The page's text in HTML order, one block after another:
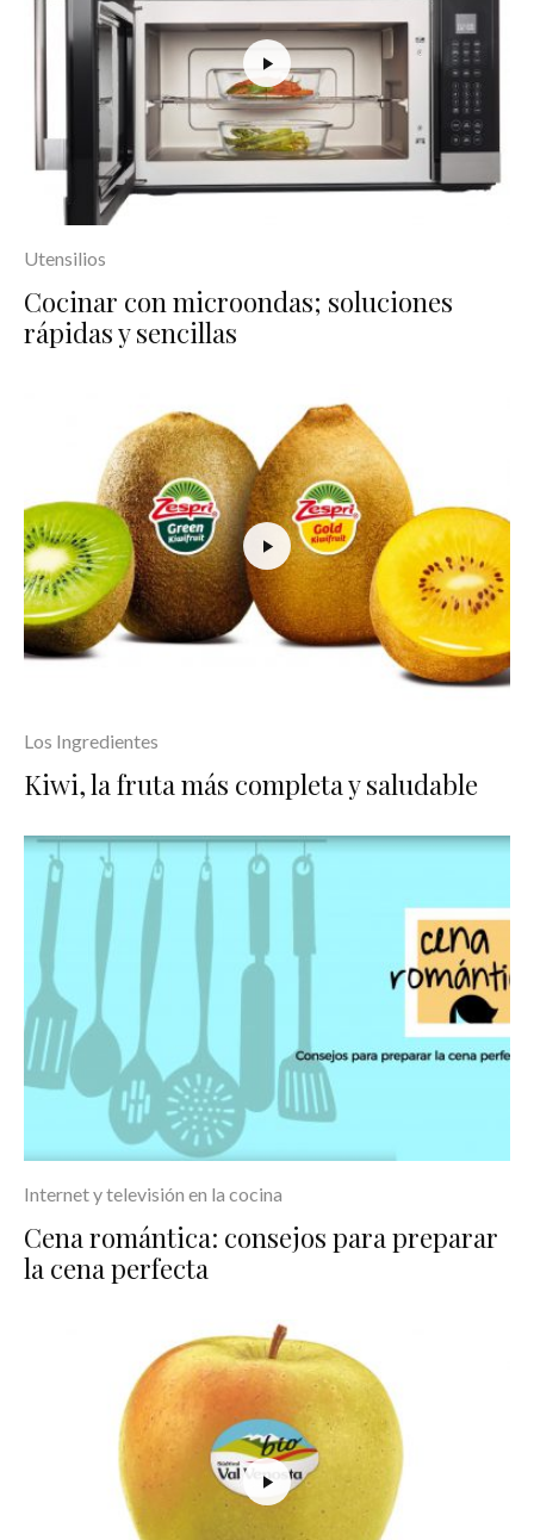
Utensilios
Cocinar con microondas; soluciones
rápidas y sencillas
Los Ingredientes
Kiwi, la fruta más completa y saludable
Internet y televisión en la cocina
Cena romántica: consejos para preparar
la cena perfecta